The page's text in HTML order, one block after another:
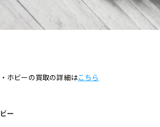
ホビーの買取の詳細はこちら
ー